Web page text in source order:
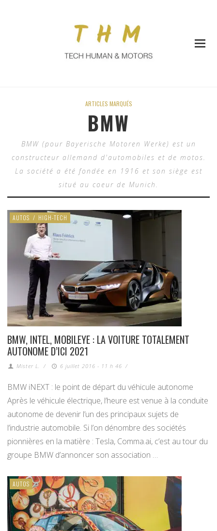
ARTICLES MARQUÉS
BMW
BMW (pour Bayerische Motoren Werke) est un
constructeur allemand d'automobiles et de motos.
La société a été fondée en 1916 et son siège est
situé au coeur de Munich.
AUTOS / HIGH-TECH
BMW, INTEL, MOBILEYE : LA VOITURE TOTALEMENT
AUTONOME D’ICI 2021
Mister L. / 6 juillet 2016 - 11 h 46 /
BMW iNEXT : le point de départ du véhicule autonome
Après le véhicule électrique, l’heure est venue à la conduite
autonome de devenir l’un des principaux sujets de
l’industrie automobile. Si l’on dénombre des sociétés
pionnières en la matière : Tesla, Comma.ai, c’est au tour du
groupe BMW d’annoncer son association …
AUTOS